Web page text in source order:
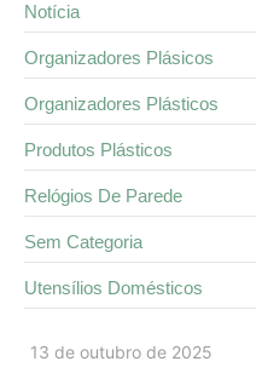
13 de outubro de 2025
Notícia
Organizadores Plásicos
Organizadores Plásticos
Produtos Plásticos
Relógios De Parede
Sem Categoria
Utensílios Domésticos